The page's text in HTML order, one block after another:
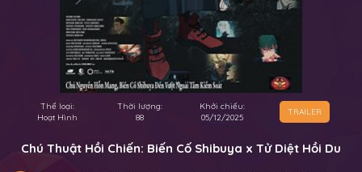
Thể loại:
Hoạt Hình
Thời lượng:
88
Khởi chiếu:
05/12/2025
TRAILER
Chú Thuật Hồi Chiến: Biến Cố Shibuya x Tử Diệt Hồi Du